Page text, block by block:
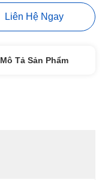
Liên Hệ Ngay
Mô Tả Sản Phẩm